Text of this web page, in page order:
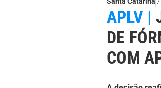
APLV |
DE
COM